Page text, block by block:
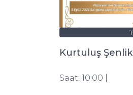
Kurtuluş
Saat: 10:00 |